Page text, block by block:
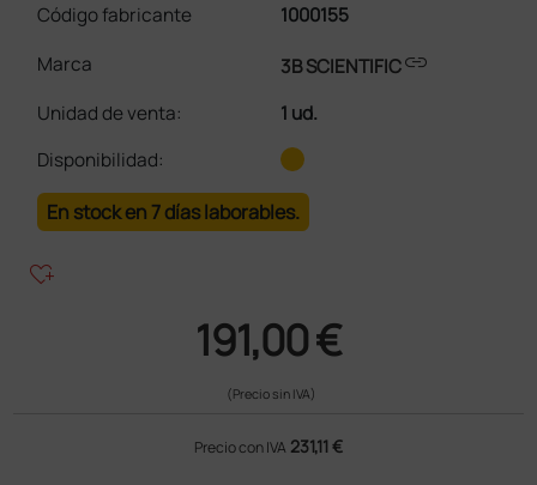
Código fabricante
1000155
Marca
3B SCIENTIFIClink
Unidad de venta:
1 ud.
Disponibilidad:
En stock en 7 días laborables.
heart_plus
191,00 €
(Precio sin IVA)
Precio con IVA 231,11 €